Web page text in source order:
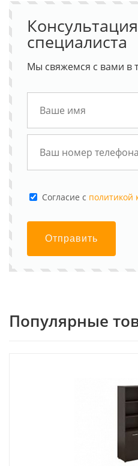
Консультация
специалиста
Мы свяжемся с вами в
Cогласие с политикой
Отправить
Популярные